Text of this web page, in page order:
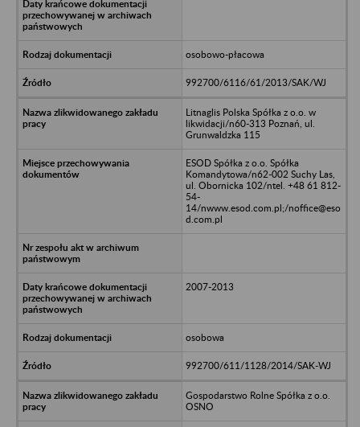
osobowo-płacowa
992700/6116/61/2013/SAK/WJ
Litnaglis Polska Spółka z o.o. w
likwidacji/n60-313 Poznań, ul.
Grunwaldzka 115
ESOD Spółka z o.o. Spółka
Komandytowa/n62-002 Suchy Las,
ul. Obornicka 102/ntel. +48 61 812-
54-
14/nwww.esod.com.pl;/noffice@eso
d.com.pl
2007-2013
osobowa
992700/611/1128/2014/SAK-WJ
Gospodarstwo Rolne Spółka z o.o.
OSNO